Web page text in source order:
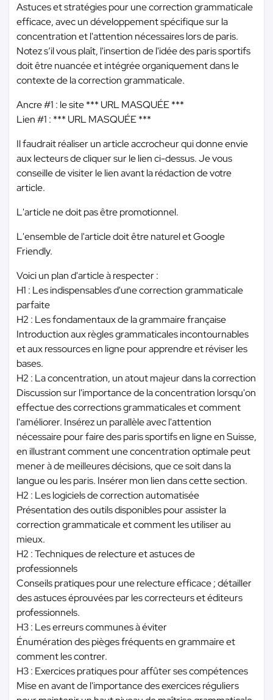
Astuces et stratégies pour une correction grammaticale
efficace, avec un développement spécifique sur la
concentration et l'attention nécessaires lors de paris.
Notez s’il vous plaît, l'insertion de l'idée des paris sportifs
doit être nuancée et intégrée organiquement dans le
contexte de la correction grammaticale.
Ancre #1 : le site*** URL MASQUÉE ***
Lien #1 : *** URL MASQUÉE ***
Il faudrait réaliser un article accrocheur qui donne envie
aux lecteurs de cliquer sur le lien ci-dessus. Je vous
conseille de visiter le lien avant la rédaction de votre
article.
L'article ne doit pas être promotionnel.
L'ensemble de l'article doit être naturel et Google
Friendly.
Voici un plan d'article à respecter :
H1 : Les indispensables d'une correction grammaticale
parfaite
H2 : Les fondamentaux de la grammaire française
Introduction aux règles grammaticales incontournables
et aux ressources en ligne pour apprendre et réviser les
bases.
H2 : La concentration, un atout majeur dans la correction
Discussion sur l'importance de la concentration lorsqu'on
effectue des corrections grammaticales et comment
l'améliorer. Insérez un parallèle avec l'attention
nécessaire pour faire des paris sportifs en ligne en Suisse,
en illustrant comment une concentration optimale peut
mener à de meilleures décisions, que ce soit dans la
langue ou les paris. Insérer mon lien dans cette section.
H2 : Les logiciels de correction automatisée
Présentation des outils disponibles pour assister la
correction grammaticale et comment les utiliser au
mieux.
H2 : Techniques de relecture et astuces de
professionnels
Conseils pratiques pour une relecture efficace ; détailler
des astuces éprouvées par les correcteurs et éditeurs
professionnels.
H3 : Les erreurs communes à éviter
Énumération des pièges fréquents en grammaire et
comment les contrer.
H3 : Exercices pratiques pour affûter ses compétences
Mise en avant de l'importance des exercices réguliers